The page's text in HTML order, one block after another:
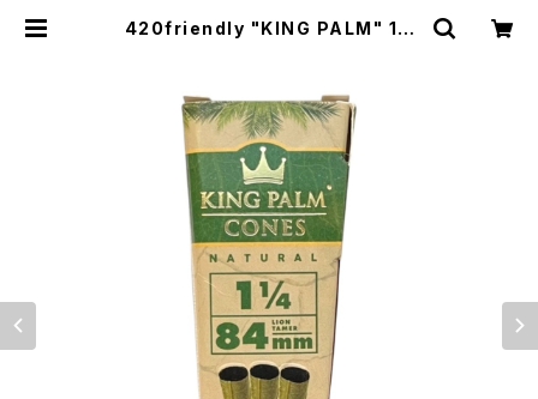
420friendly "KING PALM" 1¼